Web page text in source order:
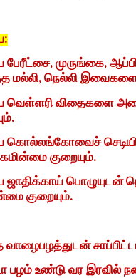
பேரீட்சை, முருங்கை,
மல்லி, நெல்லி இவைகளை
விதைகளை
கொல்லங்கோவைச்‌
குறையும்‌.
பொழுயுடன்‌
குறையும்‌.
பழம்‌ உண்டு வர இரவில்‌